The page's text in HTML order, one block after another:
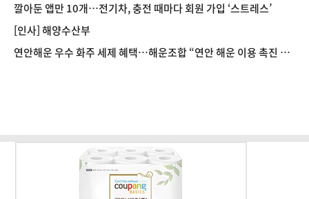
깔아둔 앱만 10개…전기차, 충전 때마다 회원 가입 ‘스트레스’
[인사] 해양수산부
연안해운 우수 화주 세제 혜택…해운조합 “연안 해운 이용 촉진 기